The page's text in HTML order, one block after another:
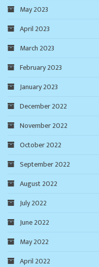
May 2023
April 2023
March 2023
February 2023
January 2023
December 2022
November 2022
October 2022
September 2022
August 2022
July 2022
June 2022
May 2022
April 2022